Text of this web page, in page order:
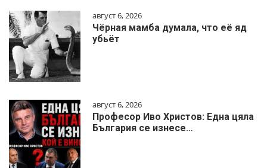
август 6, 2026
Чёрная мамба думала, что её яд
убьёт
август 6, 2026
Професор Иво Христов: Една цяла
България се изнесе…